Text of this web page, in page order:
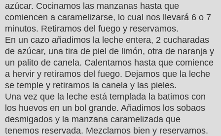
azúcar. Cocinamos las manzanas hasta que
comiencen a caramelizarse, lo cual nos llevará 6 o 7
minutos. Retiramos del fuego y reservamos.
En un cazo añadimos la leche entera, 2 cucharadas
de azúcar, una tira de piel de limón, otra de naranja y
un palito de canela. Calentamos hasta que comience
a hervir y retiramos del fuego. Dejamos que la leche
se temple y retiramos la canela y las pieles.
Una vez que la leche está templada la batimos con
los huevos en un bol grande. Añadimos los sobaos
desmigados y la manzana caramelizada que
tenemos reservada. Mezclamos bien y reservamos.